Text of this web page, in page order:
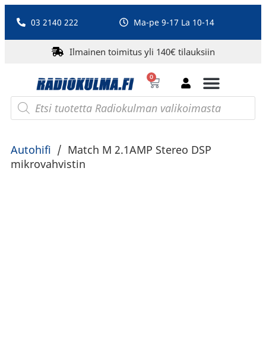
03 2140 222 Ma-pe 9-17 La 10-14
Ilmainen toimitus yli 140€ tilauksiin
0
Autohifi / Match M 2.1AMP Stereo DSP
mikrovahvistin